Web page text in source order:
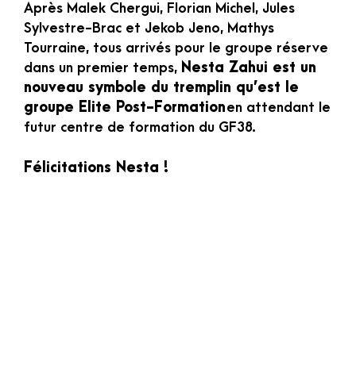
Après Malek Chergui, Florian Michel, Jules
Sylvestre-Brac et Jekob Jeno, Mathys
Tourraine, tous arrivés pour le groupe réserve
dans un premier temps, Nesta Zahui est un
nouveau symbole du tremplin qu’est le
groupe Elite Post-Formationen attendant le
futur centre de formation du GF38.
Félicitations Nesta !